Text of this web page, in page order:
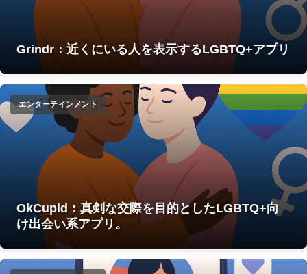
Grindr：近くにいる人を表示するLGBTQ+アプリ
エンターテインメント
OkCupid：真剣な交際を目的としたLGBTQ+向
け出会い系アプリ。